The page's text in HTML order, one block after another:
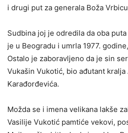
i drugi put za generala Boža
Sudbina joj je odredila da oba
je u Beogradu i umrla 1977.
Ostalo je zaboravljeno da je sin
Vukašin Vukotić, bio ađutant kralja
Karađorđevića.
Možda se i imena velikana lakše
Vasilije Vukotić pamtiće vekovi,